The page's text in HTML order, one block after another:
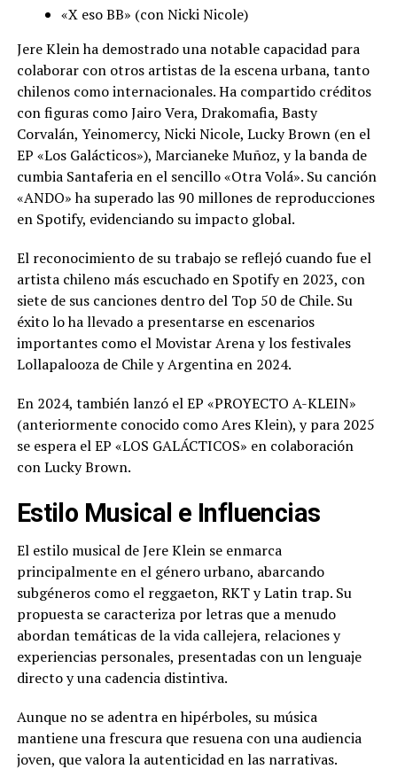
«X eso BB» (con Nicki Nicole)
Jere Klein ha demostrado una notable capacidad para
colaborar con otros artistas de la escena urbana, tanto
chilenos como internacionales. Ha compartido créditos
con figuras como Jairo Vera, Drakomafia, Basty
Corvalán, Yeinomercy, Nicki Nicole, Lucky Brown (en el
EP «Los Galácticos»), Marcianeke Muñoz, y la banda de
cumbia Santaferia en el sencillo «Otra Volá». Su canción
«ANDO» ha superado las 90 millones de reproducciones
en Spotify, evidenciando su impacto global.
El reconocimiento de su trabajo se reflejó cuando fue el
artista chileno más escuchado en Spotify en 2023, con
siete de sus canciones dentro del Top 50 de Chile. Su
éxito lo ha llevado a presentarse en escenarios
importantes como el Movistar Arena y los festivales
Lollapalooza de Chile y Argentina en 2024.
En 2024, también lanzó el EP «PROYECTO A-KLEIN»
(anteriormente conocido como Ares Klein), y para 2025
se espera el EP «LOS GALÁCTICOS» en colaboración
con Lucky Brown.
Estilo Musical e Influencias
El estilo musical de Jere Klein se enmarca
principalmente en el género urbano, abarcando
subgéneros como el reggaeton, RKT y Latin trap. Su
propuesta se caracteriza por letras que a menudo
abordan temáticas de la vida callejera, relaciones y
experiencias personales, presentadas con un lenguaje
directo y una cadencia distintiva.
Aunque no se adentra en hipérboles, su música
mantiene una frescura que resuena con una audiencia
joven, que valora la autenticidad en las narrativas.